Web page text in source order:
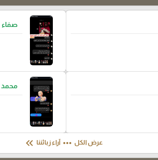
صفاء
محمد
عرض الكل more_horiz آراء زبائننا keyboard_double_arrow_left